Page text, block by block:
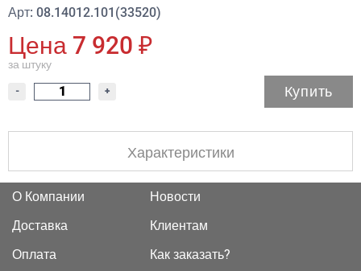
Арт: 08.14012.101(33520)
Цена 7 920 ₽
за штуку
- + Купить
Характеристики
О Компании
Доставка
Оплата
Новости
Клиентам
Как заказать?